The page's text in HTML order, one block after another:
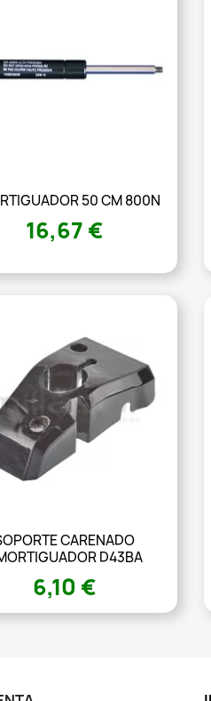
50 CM 800N
16,67 €
CARENADO
D43BA
6,10 €